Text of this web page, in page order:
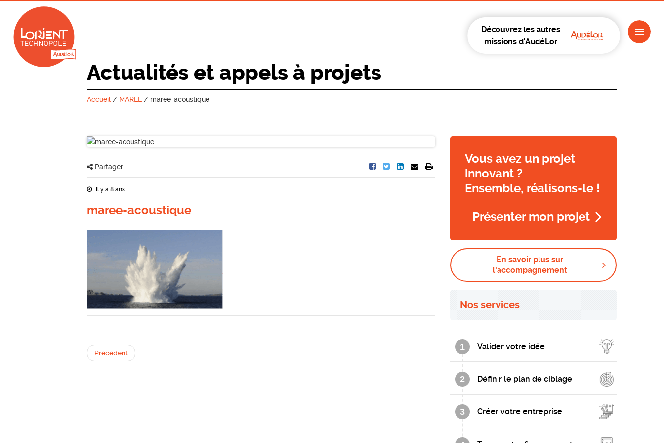
Découvrez les autres
missions d'AudéLor
Actualités et appels à projets
Accueil / MAREE / maree-acoustique
Partager
Il y a 8 ans
maree-acoustique
Précédent
Vous avez un projet
innovant ?
Ensemble, réalisons-le !
Présenter mon projet
En savoir plus sur
l'accompagnement
Nos services
1 Valider votre idée
2 Définir le plan de ciblage
3 Créer votre entreprise